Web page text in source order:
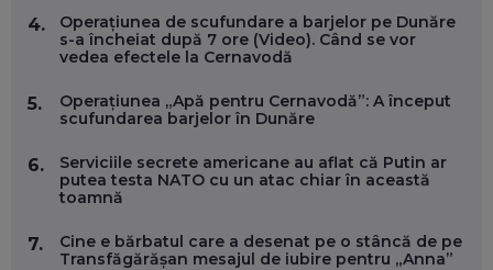
EP. 56
ÎNVAȚĂ AEO ȘI GEO!
EP. 55
OLIVIU MATEI, HOLISUN: SOFTWARE DE LA CLUJ PENTRU
WASHINGTON, OCHELARI INTELIGENȚI ȘI FERME
EP. 54
4.
Operațiunea de scufundare a barjelor pe Dunăre
s-a încheiat după 7 ore (Video). Când se vor
vedea efectele la Cernavodă
5.
Operațiunea „Apă pentru Cernavodă”: A început
scufundarea barjelor în Dunăre
6.
Serviciile secrete americane au aflat că Putin ar
putea testa NATO cu un atac chiar în această
toamnă
7.
Cine e bărbatul care a desenat pe o stâncă de pe
Transfăgărășan mesajul de iubire pentru „Anna”